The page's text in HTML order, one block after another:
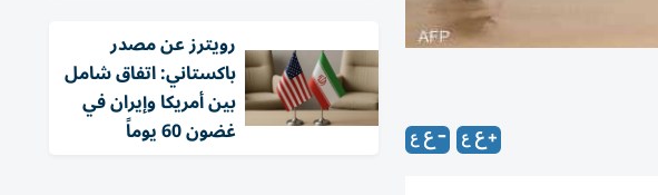
‏رويترز عن مصدر
باكستاني: اتفاق شامل
بين أمريكا وإيران في
غضون 60 يوماً